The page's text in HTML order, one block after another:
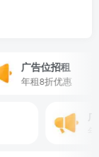
广告位招租
年租8折优惠